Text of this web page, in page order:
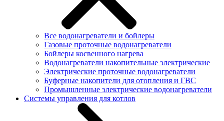
Все водонагреватели и бойлеры
Газовые проточные водонагреватели
Бойлеры косвенного нагрева
Водонагреватели накопительные электрические
Электрические проточные водонагреватели
Буферные накопители для отопления и ГВС
Промышленные электрические водонагреватели
Системы управления для котлов